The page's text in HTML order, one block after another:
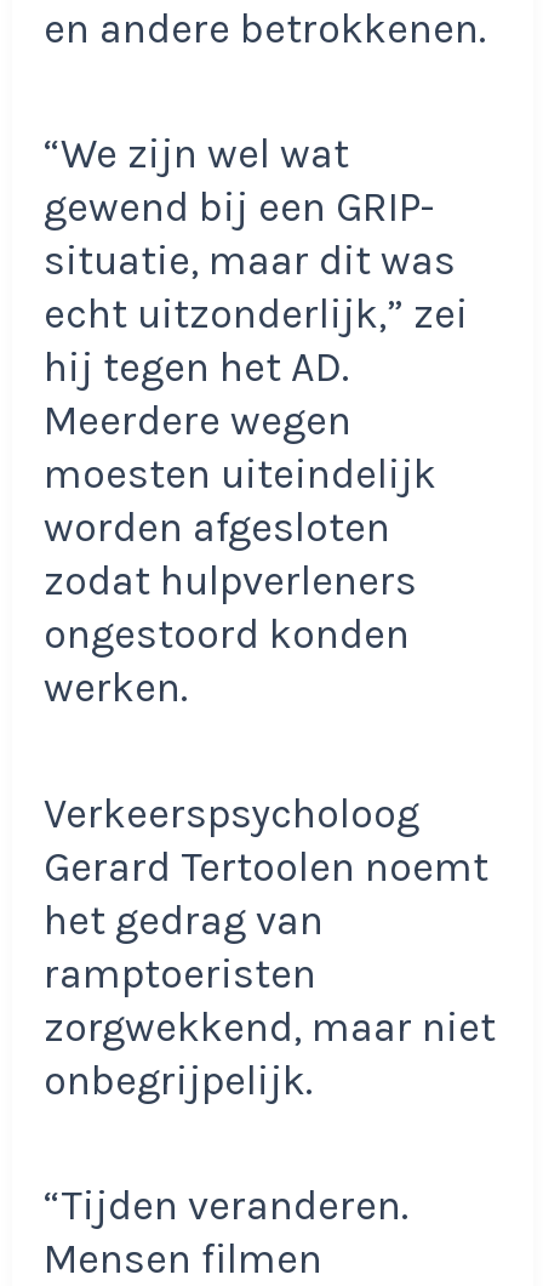
en andere betrokkenen.
“We zijn wel wat
gewend bij een GRIP-
situatie, maar dit was
echt uitzonderlijk,” zei
hij tegen het AD.
Meerdere wegen
moesten uiteindelijk
worden afgesloten
zodat hulpverleners
ongestoord konden
werken.
Verkeerspsycholoog
Gerard Tertoolen noemt
het gedrag van
ramptoeristen
zorgwekkend, maar niet
onbegrijpelijk.
“Tijden veranderen.
Mensen filmen